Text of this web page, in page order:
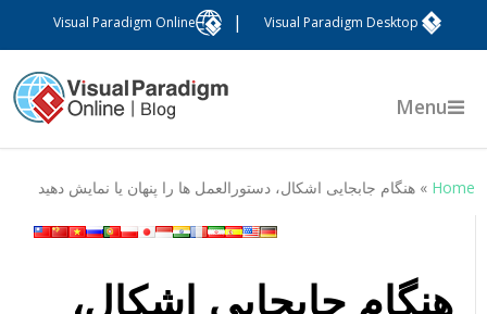
Visual Paradigm Desktop
Visual Paradigm Online
Menu
Home
» هنگام جابجایی اشکال، دستورالعمل ها را پنهان یا نمایش دهید
هنگام جابجایی اشکال،